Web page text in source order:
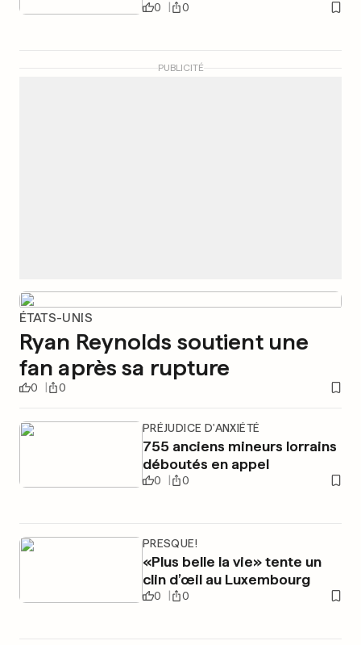
0 0
PUBLICITÉ
ÉTATS-UNIS
Ryan Reynolds soutient une
fan après sa rupture
0 0
PRÉJUDICE D'ANXIÉTÉ
755 anciens mineurs lorrains
déboutés en appel
0 0
PRESQUE!
«Plus belle la vie» tente un
clin d’œil au Luxembourg
0 0